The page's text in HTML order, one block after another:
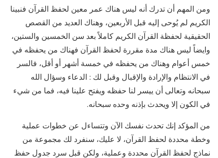
ومن المهم أن تدرك أنه ليس هناك عمر معين لحفظ القرآن فنبينا
الكريم لم يُوحى إليه قبل الأربعين، وهناك العديد من القصص
الحقيقية لحفظة القرآن الكريم كاملاً بعد سن الخمسين والستين،
وايضاً ليس هناك مدة مقررة لحفظ القرآن فهناك من يحفظه في
خمس أعوام وهناك من يحفظه في خمسة أشهر أو أقل، فالسر
في الانتظام والإرادة والإقبال وقبل لك : الدعاء وسؤال الله
سبحانه وتعالى أن ييسر لنا حفظه ويفتح علينا فيه، فما من شيء
في الكون إلا ويحدث بإذنه وحده سبحانه.
من المؤكد إنك تحدث نفسك الآن وتتساءل عن خطوات عملية
وخطة محددة لحفظ القرآن، لا عليك، سنفرد لك مجموعة من
نماذج لحفظ القرآن محددة وعملية، ولكن قبل سرد جدول حفظ